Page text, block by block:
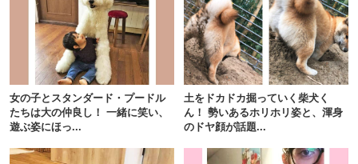
女の子とスタンダード・プードル
たちは大の仲良し！ 一緒に笑い、
遊ぶ姿にほっ...
土をドカドカ掘っていく柴犬く
ん！ 勢いあるホリホリ姿と、渾身
のドヤ顔が話題...